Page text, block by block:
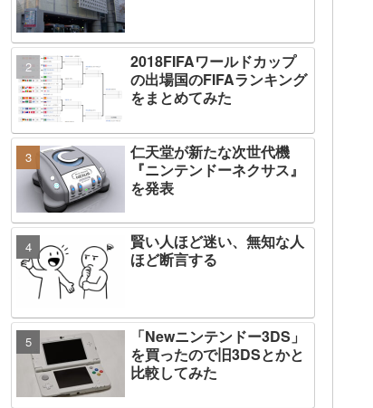
2018FIFAワールドカップ
の出場国のFIFAランキング
をまとめてみた
仁天堂が新たな次世代機
『ニンテンドーネクサス』
を発表
賢い人ほど迷い、無知な人
ほど断言する
「Newニンテンドー3DS」
を買ったので旧3DSとかと
比較してみた